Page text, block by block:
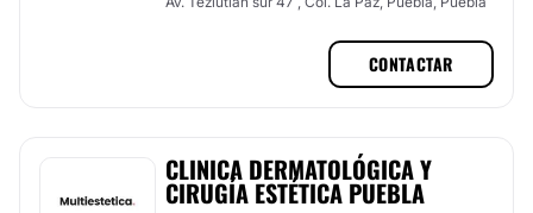
CONTACTAR
CLINICA DERMATOLÓGICA Y
CIRUGÍA ESTÉTICA PUEBLA